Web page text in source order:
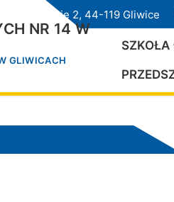
Przedwiośnie 2, 44-119 Gliwice
NR 14 W
GLIWICACH
SZKOŁA